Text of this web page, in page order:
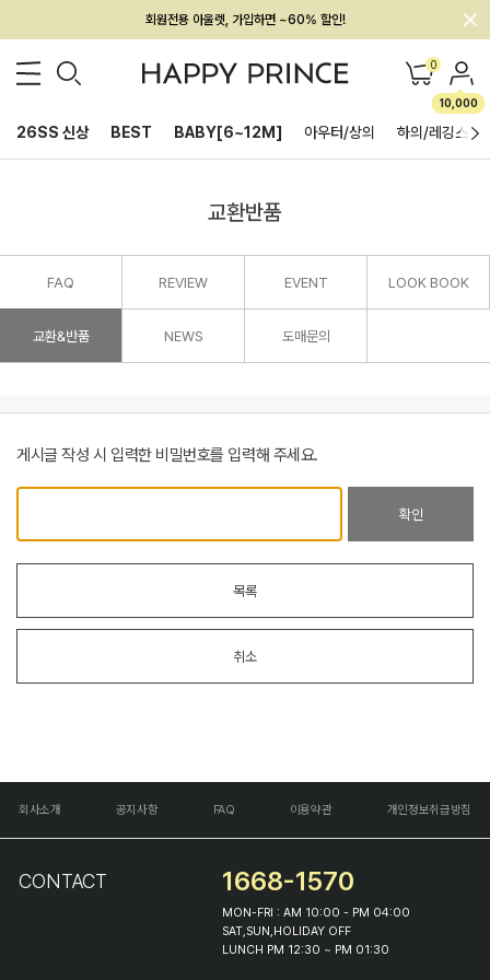
회원전용 아울렛, 가입하면 ~60% 할인!
멤버십 최대 28,000원 혜택 0
10,000
26SS 신상 BEST BABY[6~12M] 아우터/상의 하의/레깅스
교환반품
FAQ REVIEW EVENT LOOK BOOK
교환&반품 NEWS 도매문의
게시글 작성 시 입력한 비밀번호를 입력해 주세요.
확인
목록
취소
회사소개 공지사항 FAQ 이용약관 개인정보취급방침
CONTACT 1668-1570
MON-FRI : AM 10:00 - PM 04:00
SAT,SUN,HOLIDAY OFF
LUNCH PM 12:30 ~ PM 01:30